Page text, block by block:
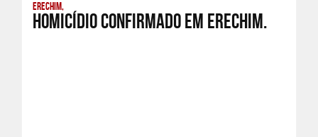
Erechim,
Homicídio confirmado em Erechim.